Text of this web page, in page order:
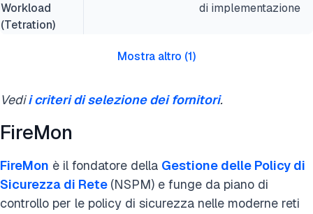
Workload
(Tetration)
di implementazione
Mostra altro (1)
Vedii criteri di selezione dei fornitori.
FireMon
FireMon è il fondatore della Gestione delle Policy di
Sicurezza di Rete (NSPM) e funge da piano di
controllo per le policy di sicurezza nelle moderne reti